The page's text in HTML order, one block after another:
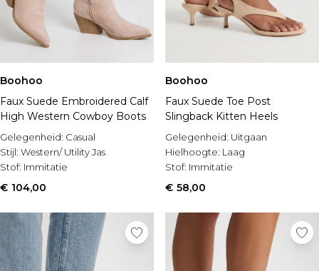
Boohoo
Faux Suede Embroidered Calf
High Western Cowboy Boots
Gelegenheid: Casual
Stijl: Western/ Utility Jas
Stof: Immitatie
€ 104,00
Boohoo
Faux Suede Toe Post
Slingback Kitten Heels
Gelegenheid: Uitgaan
Hielhoogte: Laag
Stof: Immitatie
€ 58,00